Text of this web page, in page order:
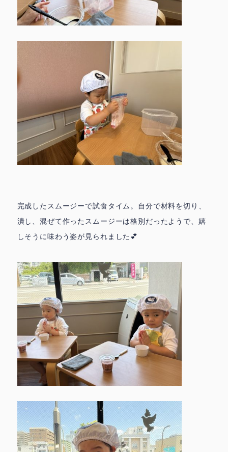
完成したスムージーで試食タイム。自分で材料を切り、
潰し、混ぜて作ったスムージーは格別だったようで、嬉
しそうに味わう姿が見られました💕